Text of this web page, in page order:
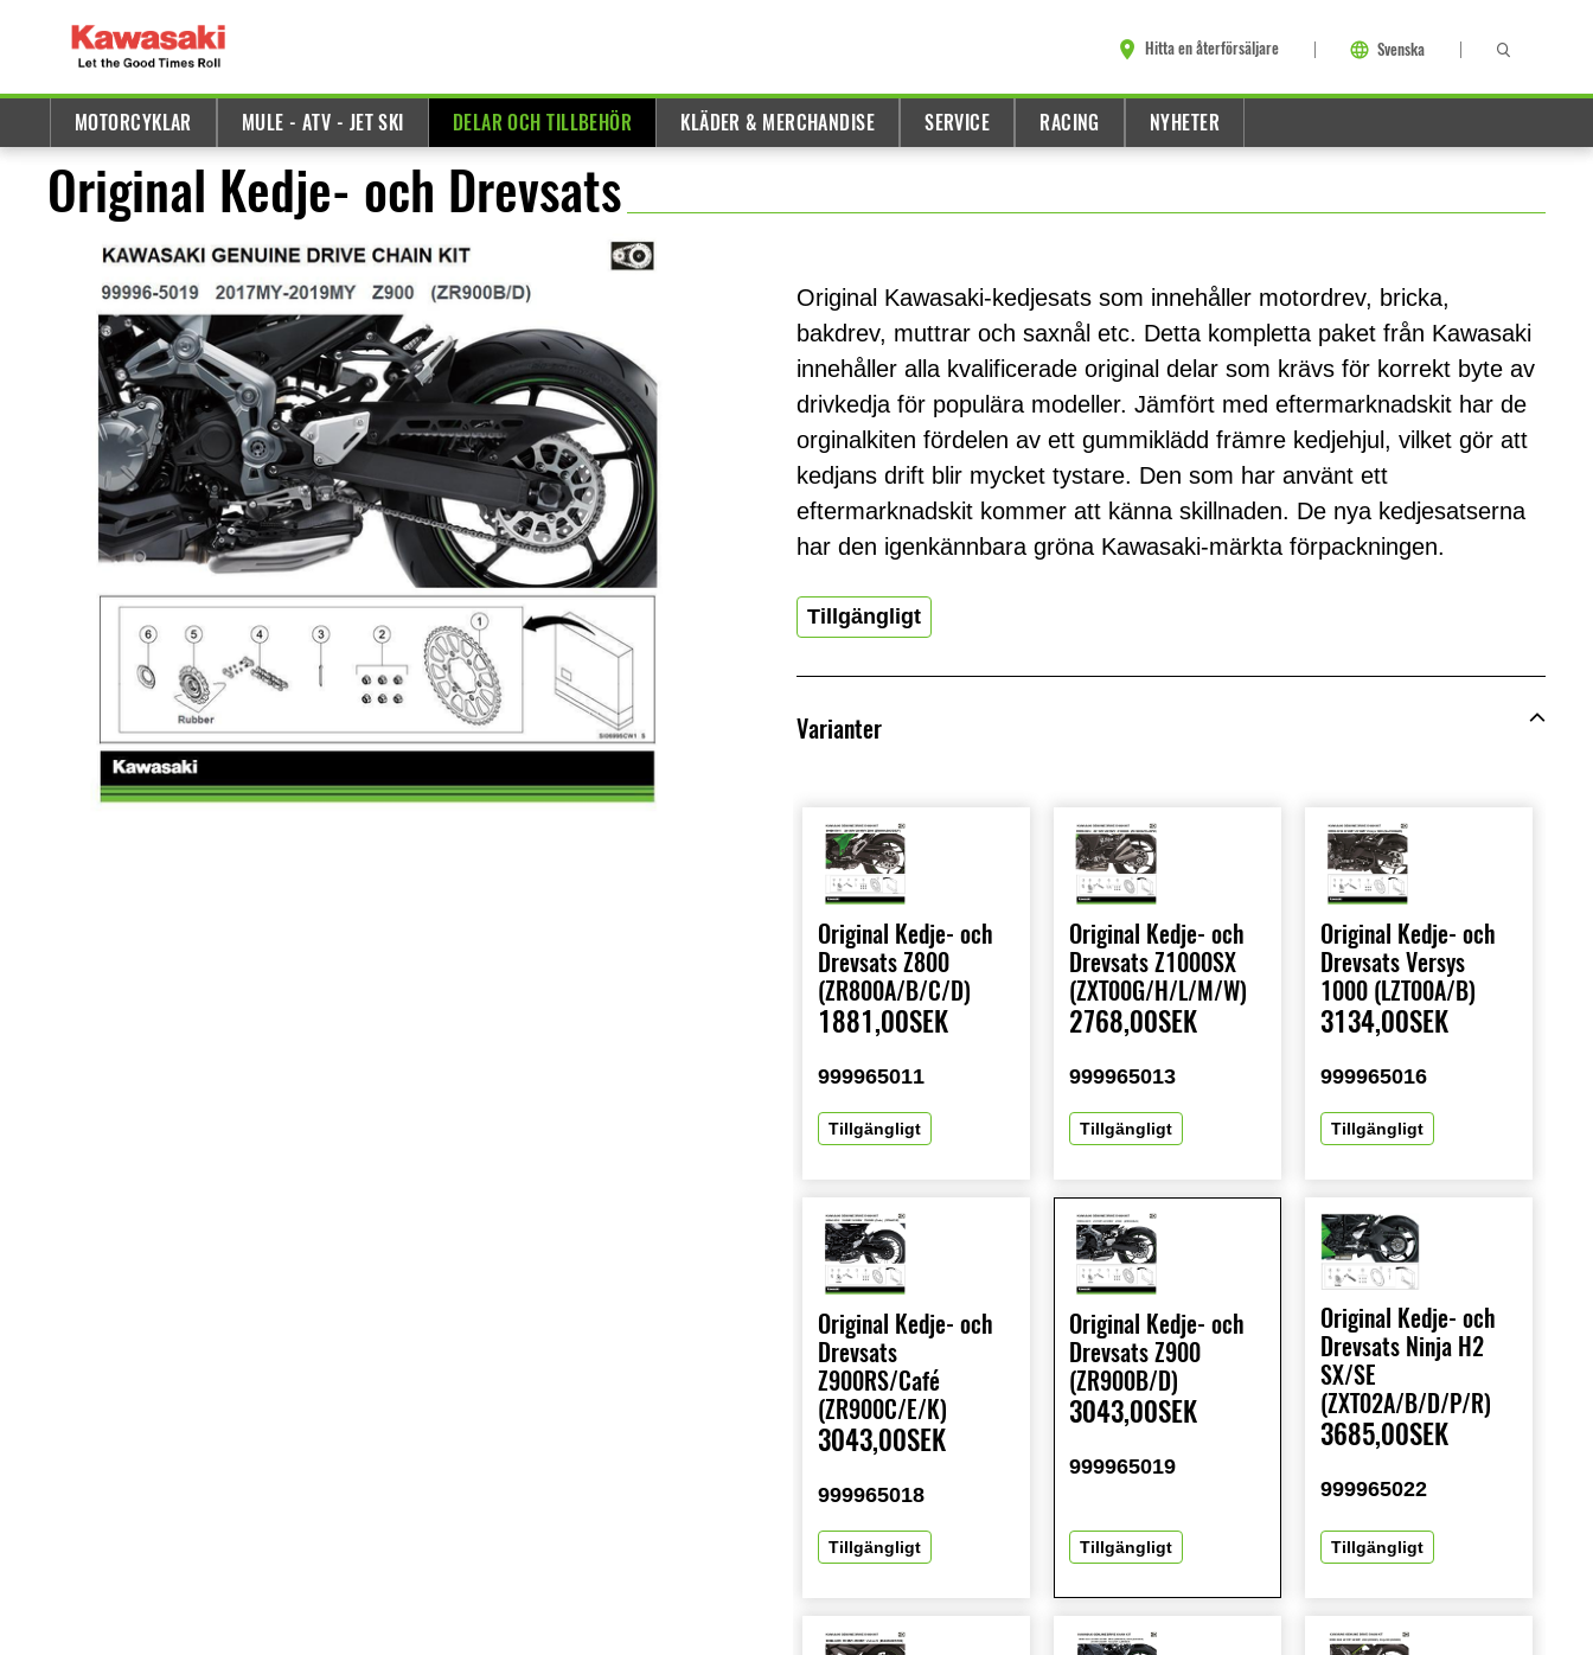
Hitta en återförsäljare Svenska
MOTORCYKLAR MULE - ATV - JET SKI DELAR OCH TILLBEHÖR KLÄDER & MERCHANDISE SERVICE RACING NYHETER
Original Kedje- och Drevsats
Original Kawasaki-kedjesats som innehåller motordrev, bricka,
bakdrev, muttrar och saxnål etc. Detta kompletta paket från Kawasaki
innehåller alla kvalificerade original delar som krävs för korrekt byte av
drivkedja för populära modeller. Jämfört med eftermarknadskit har de
orginalkiten fördelen av ett gummiklädd främre kedjehjul, vilket gör att
kedjans drift blir mycket tystare. Den som har använt ett
eftermarknadskit kommer att känna skillnaden. De nya kedjesatserna
har den igenkännbara gröna Kawasaki-märkta förpackningen.
Tillgängligt
Varianter
Original Kedje- och
Drevsats Z800
(ZR800A/B/C/D)
1881,00SEK
999965011
Tillgängligt
Original Kedje- och
Drevsats Z1000SX
(ZXT00G/H/L/M/W)
2768,00SEK
999965013
Tillgängligt
Original Kedje- och
Drevsats Versys
1000 (LZT00A/B)
3134,00SEK
999965016
Tillgängligt
Original Kedje- och
Drevsats
Z900RS/Café
(ZR900C/E/K)
3043,00SEK
999965018
Tillgängligt
Original Kedje- och
Drevsats Z900
(ZR900B/D)
3043,00SEK
999965019
Tillgängligt
Original Kedje- och
Drevsats Ninja H2
SX/SE
(ZXT02A/B/D/P/R)
3685,00SEK
999965022
Tillgängligt